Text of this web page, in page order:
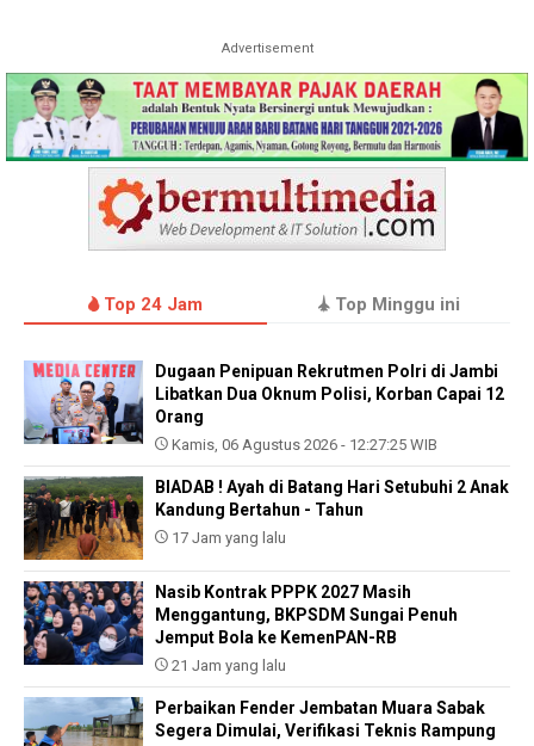
Advertisement
Top 24 Jam Top Minggu ini
Dugaan Penipuan Rekrutmen Polri di Jambi
Libatkan Dua Oknum Polisi, Korban Capai 12
Orang
Kamis, 06 Agustus 2026 - 12:27:25 WIB
BIADAB ! Ayah di Batang Hari Setubuhi 2 Anak
Kandung Bertahun - Tahun
17 Jam yang lalu
Nasib Kontrak PPPK 2027 Masih
Menggantung, BKPSDM Sungai Penuh
Jemput Bola ke KemenPAN-RB
21 Jam yang lalu
Perbaikan Fender Jembatan Muara Sabak
Segera Dimulai, Verifikasi Teknis Rampung